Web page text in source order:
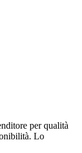
per qualità
Lo